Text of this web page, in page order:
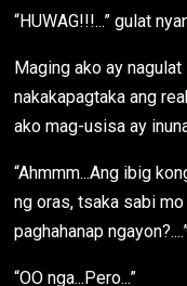
“HUWAG!!!...” gulat
Maging ako ay
nakakapagtaka ang
ako mag-usisa ay
“Ahmmm...Ang ibig
ng oras, tsaka sabi
paghahanap
“OO nga...Pero...”